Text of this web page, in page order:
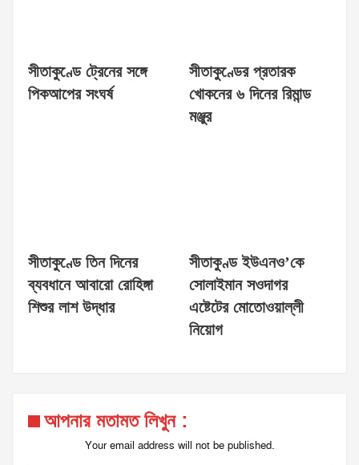
সীতাকুণ্ডে ট্রেনের সঙ্গে
পিকআপের সংঘর্ষ
সীতাকুণ্ডের প্রতারক
খোকনের ৬ দিনের রিমান্ড
মঞ্জুর
সীতাকুণ্ডে তিন দিনের
ব্যবধানে আবারো রোহিঙ্গা
শিশুর লাশ উদ্ধার
সীতাকুণ্ড ইউএনও’কে
সোলাইমান সওদাগর
এষ্টেটের মোতোওয়াল্লী
নিয়োগ
আপনার মতামত লিখুন :
Your email address will not be published.